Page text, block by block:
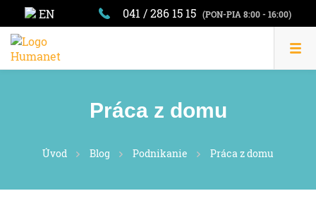
EN 041 / 286 15 15 (PON-PIA 8:00 - 16:00)
Práca z domu
Úvod Blog Podnikanie Práca z domu